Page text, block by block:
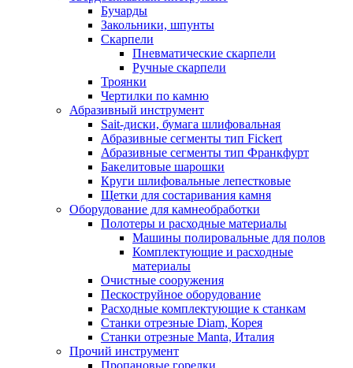
Бучарды
Закольники, шпунты
Скарпели
Пневматические скарпели
Ручные скарпели
Троянки
Чертилки по камню
Абразивный инструмент
Sait-диски, бумага шлифовальная
Абразивные сегменты тип Fickert
Абразивные сегменты тип Франкфурт
Бакелитовые шарошки
Круги шлифовальные лепестковые
Щетки для состаривания камня
Оборудование для камнеобработки
Полотеры и расходные материалы
Машины полировальные для полов
Комплектующие и расходные
материалы
Очистные сооружения
Пескоструйное оборудование
Расходные комплектующие к станкам
Станки отрезные Diam, Корея
Станки отрезные Manta, Италия
Прочий инструмент
Пропановые горелки